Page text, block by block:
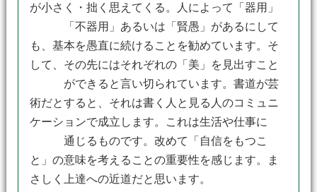
が小さく・拙く思えてくる。人によって「器用」
「不器用」あるいは「賢愚」があるにして
も、基本を愚直に続けることを勧めています。そ
して、その先にはそれぞれの「美」を見出すこと
ができると言い切られています。書道が芸
術だとすると、それは書く人と見る人のコミュニ
ケーションで成立します。これは生活や仕事に
通じるものです。改めて「自信をもつこ
と」の意味を考えることの重要性を感じます。ま
さしく上達への近道だと思います。